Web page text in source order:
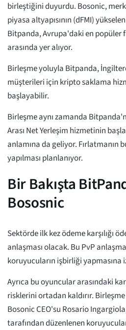
birleştiğini duyurdu. Bosonic,
piyasa altyapısının (dFMI)
Bitpanda, Avrupa'daki en popüler
arasında yer alıyor.
Birleşme yoluyla Bitpanda,
müşterileri için kripto saklama
başlayabilir.
Birleşme aynı zamanda
Arası Net Yerleşim hizmetinin
anlamına da geliyor. Fırlatmanın
yapılması planlanıyor.
Bir Bakışta
Bososnic
Sektörde ilk kez ödeme karşılığı
anlaşması olacak. Bu PvP
koruyucuların işbirliği yapmasına
Ayrıca bu oyuncular arasındaki
risklerini ortadan kaldırır.
Bosonic CEO'su Rosario
tarafından düzenlenen